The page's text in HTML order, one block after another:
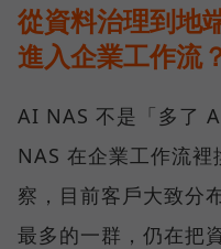
從資料治理到地
進入企業工作流
AI NAS 不是「多了
NAS 在企業工作流
察，目前客戶大致分
最多的一群，仍在把